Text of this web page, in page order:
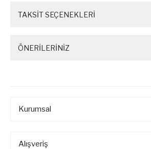
TAKSİT SEÇENEKLERİ
ÖNERİLERİNİZ
Kurumsal
Alışveriş